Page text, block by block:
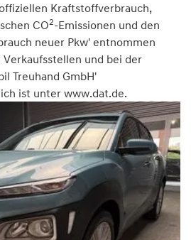
Kraftstoffverbrauch,
CO2-Emissionen und den
neuer Pkw' entnommen
und bei der
Treuhand GmbH'
ist unter www.dat.de.